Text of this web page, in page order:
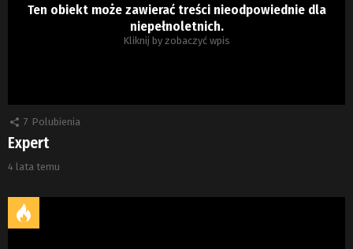
Ten obiekt może zawierać treści nieodpowiednie dla
niepełnoletnich.
Kliknij by zobaczyć wpis
7 Polubienia
Expert
4 lata temu